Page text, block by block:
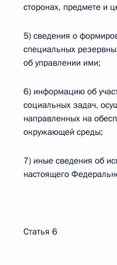
сторонах, предмете и
5) сведения о
специальных
об управлении ими;
6) информацию об
социальных задач,
направленных на
окружающей среды;
7) иные сведения об
настоящего
Статья 6